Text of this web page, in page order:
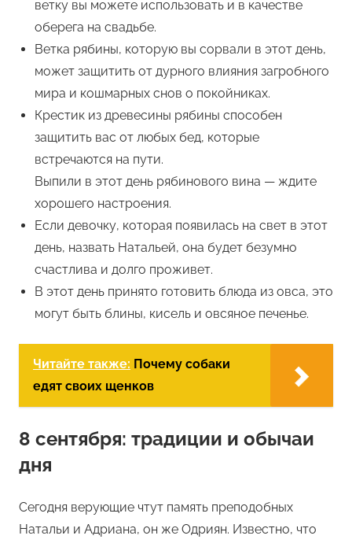
ветку вы можете использовать и в качестве
оберега на свадьбе.
Ветка рябины, которую вы сорвали в этот день,
может защитить от дурного влияния загробного
мира и кошмарных снов о покойниках.
Крестик из древесины рябины способен
защитить вас от любых бед, которые
встречаются на пути.
Выпили в этот день рябинового вина — ждите
хорошего настроения.
Если девочку, которая появилась на свет в этот
день, назвать Натальей, она будет безумно
счастлива и долго проживет.
В этот день принято готовить блюда из овса, это
могут быть блины, кисель и овсяное печенье.
Читайте также: Почему собаки
едят своих щенков
8 сентября: традиции и обычаи
дня
Сегодня верующие чтут память преподобных
Натальи и Адриана, он же Одриян. Известно, что